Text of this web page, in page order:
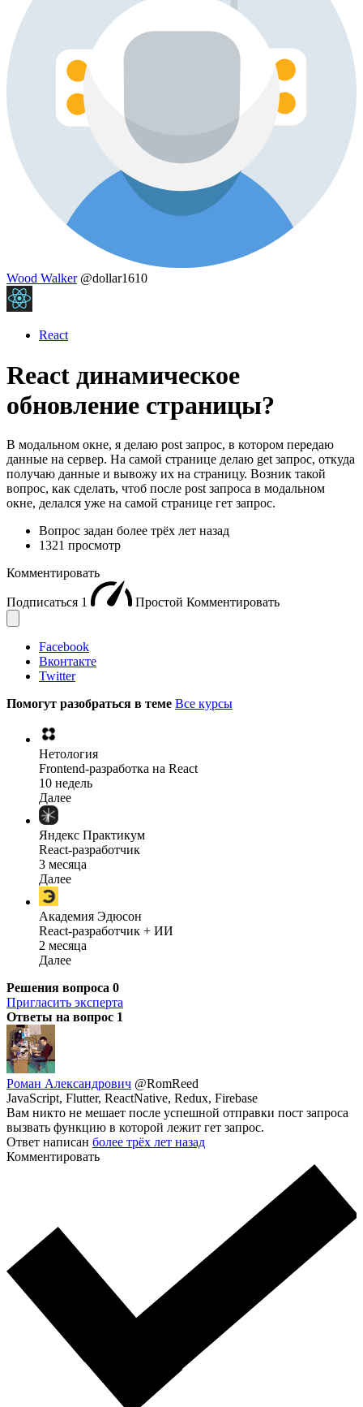
Wood Walker @dollar1610
React
React динамическое
обновление страницы?
В модальном окне, я делаю post запрос, в котором передаю
данные на сервер. На самой странице делаю get запрос, откуда
получаю данные и вывожу их на страницу. Возник такой
вопрос, как сделать, чтоб после post запроса в модальном
окне, делался уже на самой странице гет запрос.
Вопрос задан более трёх лет назад
1321 просмотр
Комментировать
Подписаться 1 Простой Комментировать
Facebook
Вконтакте
Twitter
Помогут разобраться в теме Все курсы
Нетология
Frontend-разработка на React
10 недель
Далее
Яндекс Практикум
React-разработчик
3 месяца
Далее
Академия Эдюсон
React-разработчик + ИИ
2 месяца
Далее
Решения вопроса 0
Пригласить эксперта
Ответы на вопрос 1
Роман Александрович @RomReed
JavaScript, Flutter, ReactNative, Redux, Firebase
Вам никто не мешает после успешной отправки пост запроса
вызвать функцию в которой лежит гет запрос.
Ответ написан более трёх лет назад
Комментировать